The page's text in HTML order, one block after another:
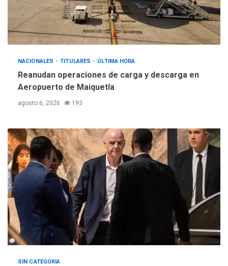
NACIONALES TITULARES ÚLTIMA HORA
Reanudan operaciones de carga y descarga en
Aeropuerto de Maiquetía
agosto 6, 2026 193
SIN CATEGORIA